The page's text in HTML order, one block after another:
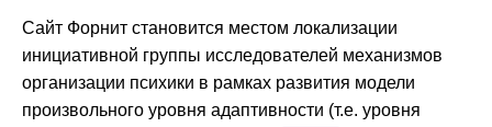
Сайт Форнит становится местом локализации
инициативной группы исследователей механизмов
организации психики в рамках развития модели
произвольного уровня адаптивности (т.е. уровня